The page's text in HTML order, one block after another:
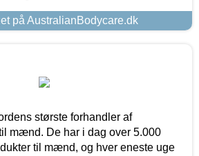
på AustralianBodycare.dk
største forhandler af
mænd. De har i dag over 5.000
til mænd, og hver eneste uge